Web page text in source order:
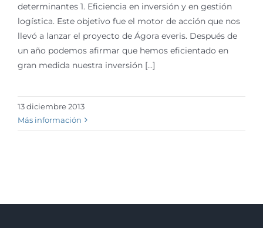
determinantes 1. Eficiencia en inversión y en gestión
logística. Este objetivo fue el motor de acción que nos
llevó a lanzar el proyecto de Ágora everis. Después de
un año podemos afirmar que hemos eficientado en
gran medida nuestra inversión [...]
13 diciembre 2013
Más información